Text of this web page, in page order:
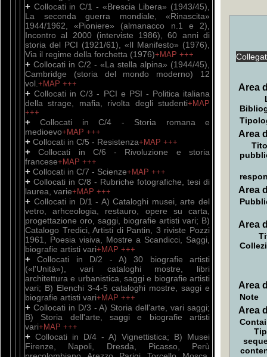
+ Collocati in C/1 - «Brescia Libera» (1943/45),
La seconda guerra mondiale, «Rinascita»
1944/1962, «Pioniere» (almanacco n.1 e 2),
Incontro al 2000 (interviste 1986), 60 anni di
storia del PCI (1921/61), «Il Manifesto» (1976),
Via il regime della forchetta (1976)+MAP +++
+ Collocati in C/2 - «La stella alpina» (1944/45),
Cambridge (storia del mondo moderno) 12
vol. +MAP +++
+Collocati in C/3 - PCI e PSI - Politica italiana
della strage, mafia, rivolta degli studenti+MAP
+++
+Collocati in C/4 - Storia romana e
medioevo+MAP +++
+ Collocati in C/5 - Resistenza+MAP +++
+Collocati in C/6 - Rivoluzione e storia
francese+MAP +++
+ Collocati in C/7 - Scienze+MAP +++
+ Collocati in C/8 - Rubriche fotografiche, tesi di
laurea, varie+MAP +++
+ Collocati in D/1 - A) Cataloghi musei, arte del
vetro, arhceologia, restauro, opere su carta,
progettazione oro, saggi, biografie artisti vari; B)
Catalogo Tredici, Artisti di Pantin, 3 riviste Pozzi
1961, Poesia visiva, Mostre a Scandicci, Saggi,
biografie artisti vari+MAP +++
+Collocati in D/2 - A) 30 biografie artisti
(«l'Unità»), vari cataloghi mostre, libri
architettura e urbanistica, saggi e biografie artisti
vari; B) Elenchi 3-4-5 cataloghi mostre, saggi e
biografie artisti vari+MAP +++
+ Collocati in D/3 - A) Storia dell'arte, vari saggi;
B) Storia dell'arte, saggi e biografie artisti
vari+MAP +++
+ Collocati in D/4 - A) Vignettistica; B) Musei
Firenze, Napoli, Dresda, Picasso, Perù
Area
Area
Area
Area
Area
Note
Area